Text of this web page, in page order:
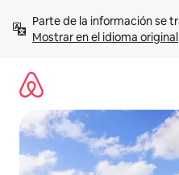
contenidoMostrar en el idioma original